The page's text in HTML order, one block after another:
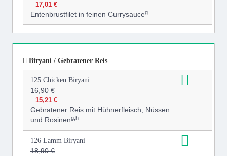
17,01 €
Entenbrustfilet in feinen Currysauceg
Biryani / Gebratener Reis
125 Chicken Biryani
16,90 €
15,21 €
Gebratener Reis mit Hühnerfleisch, Nüssen
und Rosineng,h
126 Lamm Biryani
18,90 €